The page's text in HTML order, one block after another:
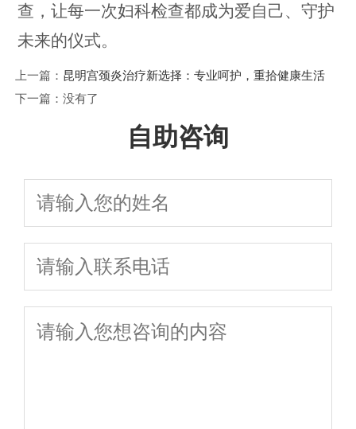
查，让每一次妇科检查都成为爱自己、守护
未来的仪式。
上一篇： 昆明宫颈炎治疗新选择：专业呵护，重拾健康生活
下一篇：没有了
自助咨询